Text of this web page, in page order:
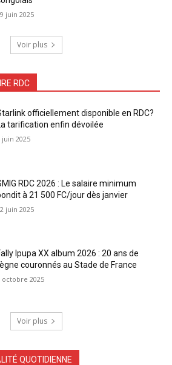
juin 2025
Voir plus
RDC
officiellement disponible en RDC?
tarification enfin dévoilée
juin 2025
RDC 2026 : Le salaire minimum
à 21 500 FC/jour dès janvier
juin 2025
Ipupa XX album 2026 : 20 ans de
couronnés au Stade de France
octobre 2025
Voir plus
QUOTIDIENNE